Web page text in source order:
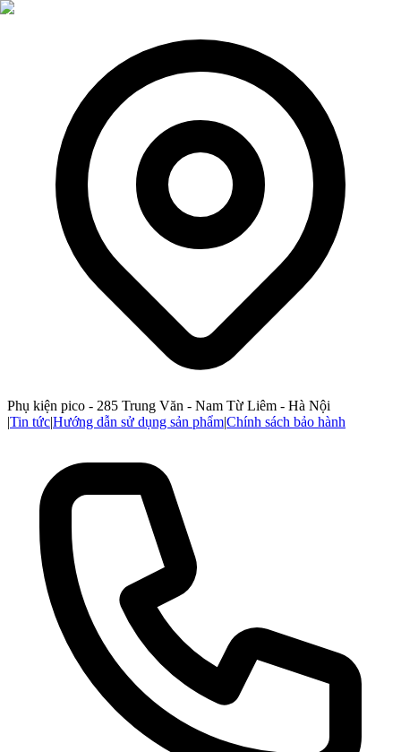
Phụ kiện pico - 285 Trung Văn - Nam Từ Liêm - Hà Nội
|Tin tức|Hướng dẫn sử dụng sản phẩm|Chính sách bảo hành